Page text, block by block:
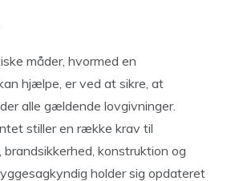
måder, hvormed en
hjælpe, er ved at sikre, at
alle gældende lovgivninger.
stiller en række krav til
konstruktion og
holder sig opdateret